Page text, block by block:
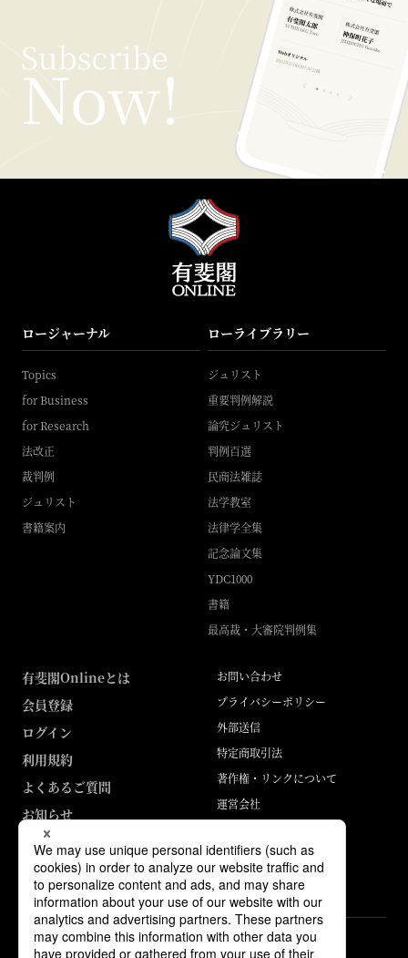
ロージャーナル
Topics
for Business
for Research
法改正
裁判例
ジュリスト
書籍案内
ローライブラリー
ジュリスト
重要判例解説
論究ジュリスト
判例百選
民商法雑誌
法学教室
法律学全集
記念論文集
YDC1000
書籍
最高裁・大審院判例集
有斐閣Onlineとは
会員登録
ログイン
利用規約
よくあるご質問
お知らせ
お問い合わせ
プライバシーポリシー
外部送信
特定商取引法
著作権・リンクについて
運営会社